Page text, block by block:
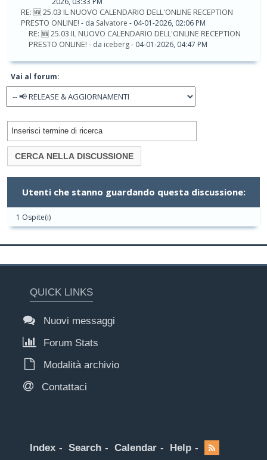
RE: 🆕​ 25.03 IL NUOVO CALENDARIO DELL'ONLINE RECEPTION
PRESTO ONLINE! - da Salvatore - 04-01-2026, 02:06 PM
RE: 🆕​ 25.03 IL NUOVO CALENDARIO DELL'ONLINE RECEPTION
PRESTO ONLINE! - da iceberg- 04-01-2026, 04:47 PM
Vai al forum:
Utenti che stanno guardando questa discussione:
1 Ospite(i)
QUICK LINKS
Nuovi messaggi
Forum Stats
Modalità archivio
Contattaci
Index Search Calendar Help